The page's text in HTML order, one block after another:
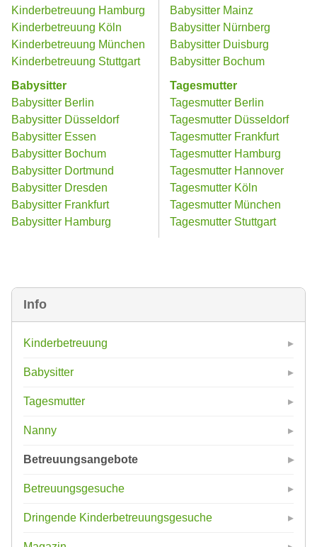
Info
Kinderbetreuung
Babysitter
Tagesmutter
Nanny
Betreuungsangebote
Betreuungsgesuche
Dringende Kinderbetreuungsgesuche
Kinderbetreuung Hamburg
Kinderbetreuung Köln
Kinderbetreuung München
Kinderbetreuung Stuttgart
Babysitter
Babysitter Berlin
Babysitter Düsseldorf
Babysitter Essen
Babysitter Bochum
Babysitter Dortmund
Babysitter Dresden
Babysitter Frankfurt
Babysitter Hamburg
Babysitter Mainz
Babysitter Nürnberg
Babysitter Duisburg
Babysitter Bochum
Tagesmutter
Tagesmutter Berlin
Tagesmutter Düsseldorf
Tagesmutter Frankfurt
Tagesmutter Hamburg
Tagesmutter Hannover
Tagesmutter Köln
Tagesmutter München
Tagesmutter Stuttgart